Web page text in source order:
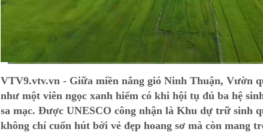
Time
VTV9.vtv.vn - Giữa miền nắng gió Ninh Thuận, Vườn
như một viên ngọc xanh hiếm có khi hội tụ đủ ba hệ
sa mạc. Được UNESCO công nhận là Khu dự trữ sinh
không chỉ cuốn hút bởi vẻ đẹp hoang sơ mà còn mang